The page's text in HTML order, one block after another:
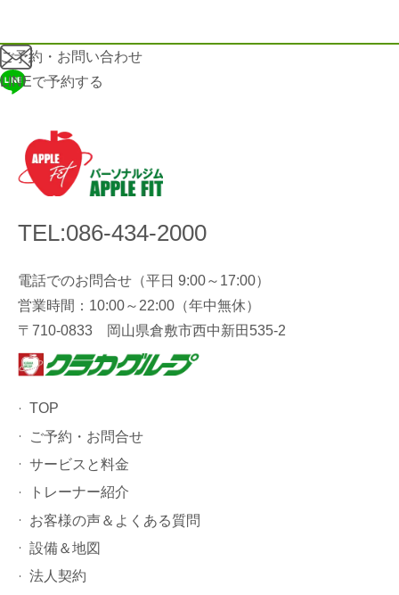
ご予約・お問い合わせ
LINEで予約する
TEL:086-434-2000
電話でのお問合せ（平日 9:00～17:00）
営業時間：10:00～22:00（年中無休）
〒710-0833 岡山県倉敷市西中新田535-2
TOP
ご予約・お問合せ
サービスと料金
トレーナー紹介
お客様の声＆よくある質問
設備＆地図
法人契約